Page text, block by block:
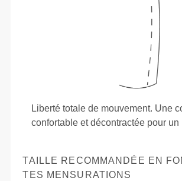
Liberté totale de mouvement. Une
confortable et décontractée pour un
TAILLE RECOMMANDÉE EN
TES MENSURATIONS